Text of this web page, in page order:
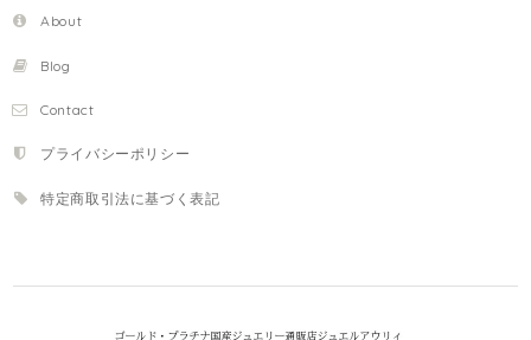
About
Blog
Contact
プライバシーポリシー
特定商取引法に基づく表記